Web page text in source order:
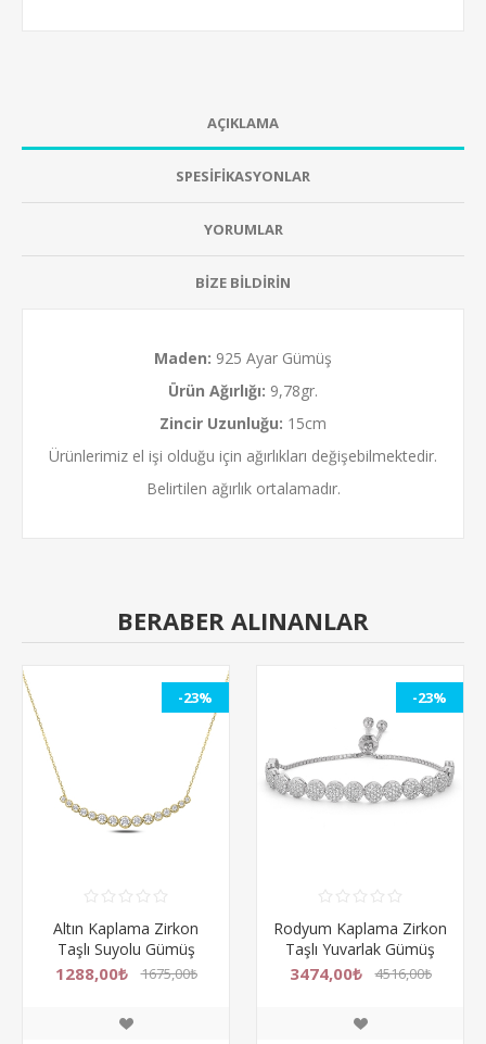
AÇIKLAMA
SPESİFİKASYONLAR
YORUMLAR
BİZE BİLDİRİN
Maden: 925 Ayar Gümüş
Ürün Ağırlığı: 9,78gr.
Zincir Uzunluğu: 15cm
Ürünlerimiz el işi olduğu için ağırlıkları değişebilmektedir.
Belirtilen ağırlık ortalamadır.
BERABER ALINANLAR
-23%
Altın Kaplama Zirkon
Taşlı Suyolu Gümüş
Bayan Kolye
1288,00₺ 1675,00₺
-23%
Rodyum Kaplama Zirkon
Taşlı Yuvarlak Gümüş
Bayan Asansörlü Bileklik
3474,00₺ 4516,00₺